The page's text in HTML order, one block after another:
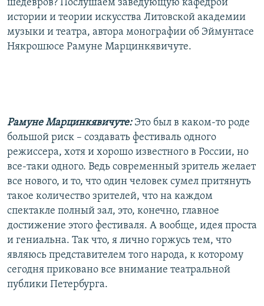
шедевров? Послушаем заведующую кафедрой
истории и теории искусства Литовской академии
музыки и театра, автора монографии об Эймунтасе
Някрошюсе Рамуне Марцинкявичуте.
Рамуне Марцинкявичуте: Это был в каком-то роде
большой риск – создавать фестиваль одного
режиссера, хотя и хорошо известного в России, но
все-таки одного. Ведь современный зритель желает
все нового, и то, что один человек сумел притянуть
такое количество зрителей, что на каждом
спектакле полный зал, это, конечно, главное
достижение этого фестиваля. А вообще, идея проста
и гениальна. Так что, я лично горжусь тем, что
являюсь представителем того народа, к которому
сегодня приковано все внимание театральной
публики Петербурга.